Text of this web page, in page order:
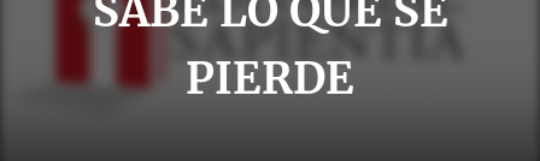
SABE LO QUE SE
PIERDE